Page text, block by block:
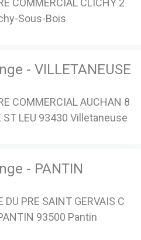
COMMERCIAL CLICHY 2
Sous-Bois
- VILLETANEUSE
COMMERCIAL AUCHAN 8
ST LEU 93430 Villetaneuse
- PANTIN
DU PRE SAINT GERVAIS C
93500 Pantin